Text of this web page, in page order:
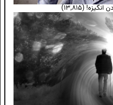
انگیزه! (۱۳,۸۱۵)